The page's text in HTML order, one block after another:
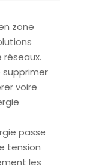
zone
voire
passe
tension
les